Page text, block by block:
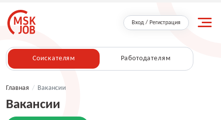
Вход / Регистрация
Соискателям Работодателям
Главная / Вакансии
Вакансии